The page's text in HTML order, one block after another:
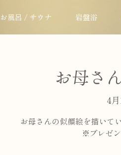
お風呂 / サウナ 岩盤浴
お母さ
4
お母さんの似顔絵を描いて
※プレゼ